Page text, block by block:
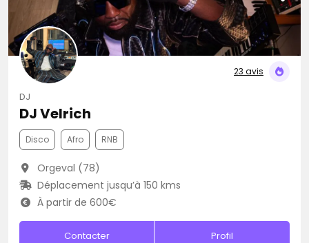
23 avis
DJ
DJ Velrich
Disco Afro RNB
Orgeval (78)
Déplacement jusqu’à 150 kms
À partir de 600€
Contacter Profil